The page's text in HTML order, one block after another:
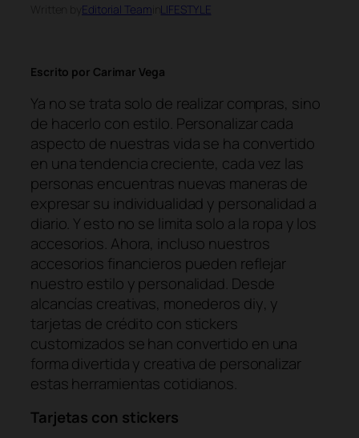
Editorial Team LIFESTYLE
Escrito por Carimar Vega
Ya no se trata solo de realizar compras, sino
de hacerlo con estilo. Personalizar cada
aspecto de nuestras vida se ha convertido
en una tendencia creciente, cada vez las
personas encuentras nuevas maneras de
expresar su individualidad y personalidad a
diario. Y esto no se limita solo a la ropa y los
accesorios. Ahora, incluso nuestros
accesorios financieros pueden reflejar
nuestro estilo y personalidad. Desde
alcancías creativas, monederos diy, y
tarjetas de crédito con stickers
customizados se han convertido en una
forma divertida y creativa de personalizar
estas herramientas cotidianos.
Tarjetas con stickers